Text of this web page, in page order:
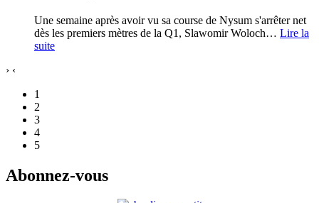
Une semaine après avoir vu sa course de Nysum s'arrêter net
dès les premiers mètres de la Q1, Slawomir Woloch… Lire la
suite
› ‹
1
2
3
4
5
Abonnez-vous